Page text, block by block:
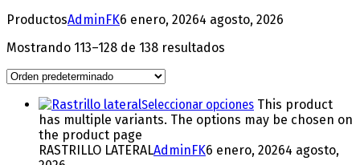
ProductosAdminFK6 enero, 20264 agosto, 2026
Mostrando 113–128 de 138 resultados
Seleccionar opciones This product
has multiple variants. The options may be chosen on
the product page
RASTRILLO LATERALAdminFK6 enero, 20264 agosto,